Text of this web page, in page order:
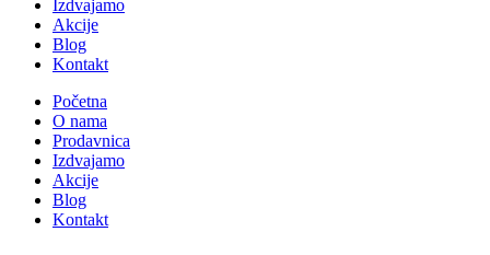
Izdvajamo
Akcije
Blog
Kontakt
Početna
O nama
Prodavnica
Izdvajamo
Akcije
Blog
Kontakt